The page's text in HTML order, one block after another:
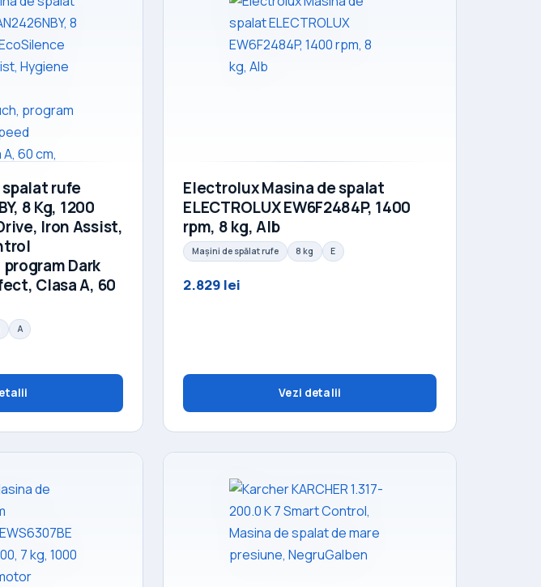
spalat rufe
8 Kg, 1200
Iron Assist,
Dark
Clasa A, 60
A
Electrolux Masina de spalat
ELECTROLUX EW6F2484P, 1400
rpm, 8 kg, Alb
Mașini de spălat rufe 8 kg E
2.829 lei
Vezi detalii